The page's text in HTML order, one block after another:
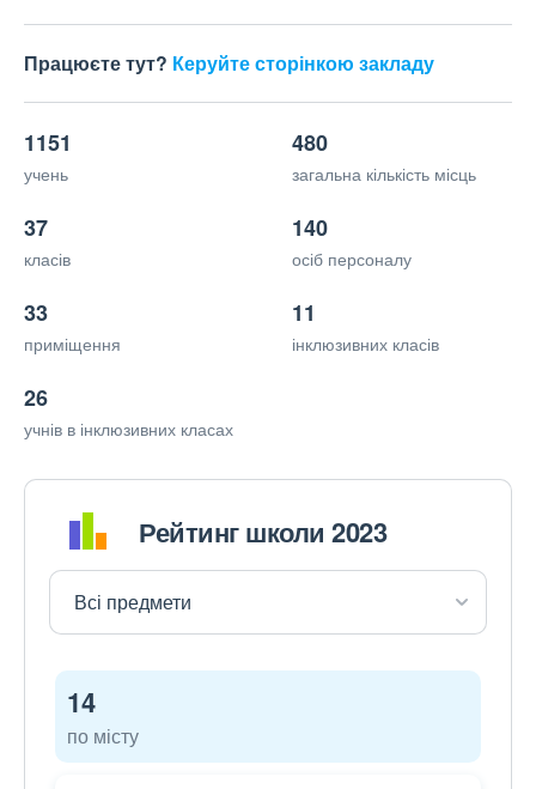
Працюєте тут? Керуйте сторінкою закладу
1151
учень
480
загальна кількість місць
37
класів
140
осіб персоналу
33
приміщення
11
інклюзивних класів
26
учнів в інклюзивних класах
Рейтинг школи 2023
14
по місту